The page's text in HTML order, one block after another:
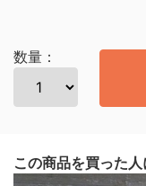
数量：
この商品を買った